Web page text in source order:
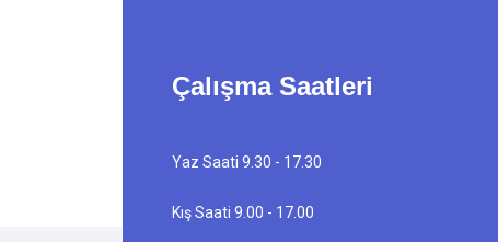
Çalışma Saatleri
Yaz Saati 9.30 - 17.30
Kış Saati 9.00 - 17.00